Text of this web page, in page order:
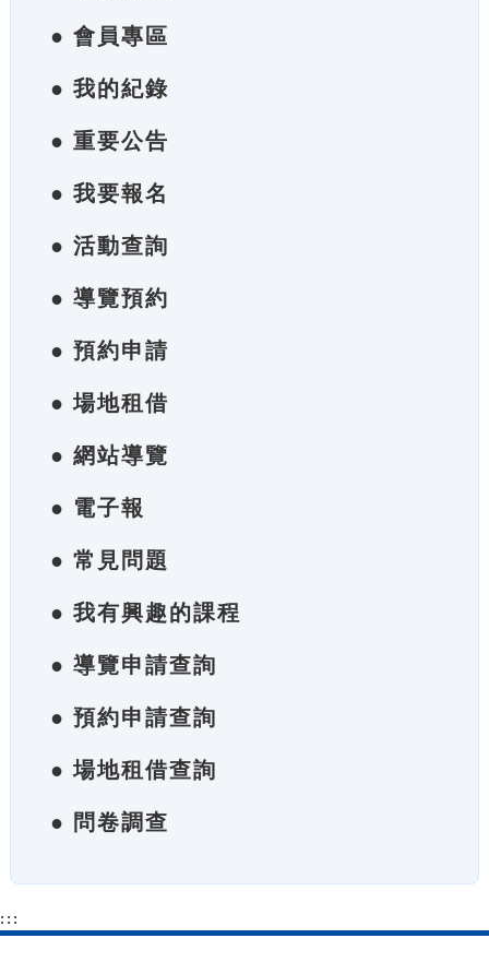
● 會員專區
● 我的紀錄
● 重要公告
● 我要報名
● 活動查詢
● 導覽預約
● 預約申請
● 場地租借
● 網站導覽
● 電子報
● 常見問題
● 我有興趣的課程
● 導覽申請查詢
● 預約申請查詢
● 場地租借查詢
● 問卷調查
:::